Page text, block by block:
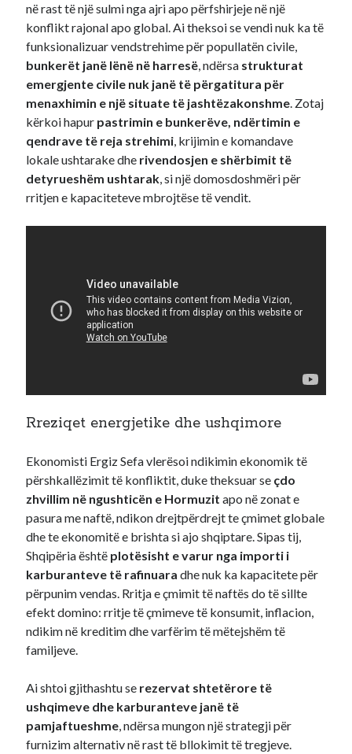
në rast të një sulmi nga ajri apo përfshirjeje në një
konflikt rajonal apo global. Ai theksoi se vendi nuk ka të
funksionalizuar vendstrehime për popullatën civile,
bunkerët janë lënë në harresë, ndërsa strukturat
emergjente civile nuk janë të përgatitura për
menaxhimin e një situate të jashtëzakonshme. Zotaj
kërkoi hapur pastrimin e bunkerëve, ndërtimin e
qendrave të reja strehimi, krijimin e komandave
lokale ushtarake dhe rivendosjen e shërbimit të
detyrueshëm ushtarak, si një domosdoshmëri për
rritjen e kapaciteteve mbrojtëse të vendit.
Rreziqet energjetike dhe ushqimore
Ekonomisti Ergiz Sefa vlerësoi ndikimin ekonomik të
përshkallëzimit të konfliktit, duke theksuar se çdo
zhvillim në ngushticën e Hormuzit apo në zonat e
pasura me naftë, ndikon drejtpërdrejt te çmimet globale
dhe te ekonomitë e brishta si ajo shqiptare. Sipas tij,
Shqipëria është plotësisht e varur nga importi i
karburanteve të rafinuara dhe nuk ka kapacitete për
përpunim vendas. Rritja e çmimit të naftës do të sillte
efekt domino: rritje të çmimeve të konsumit, inflacion,
ndikim në kreditim dhe varfërim të mëtejshëm të
familjeve.
Ai shtoi gjithashtu se rezervat shtetërore të
ushqimeve dhe karburanteve janë të
pamjaftueshme , ndërsa mungon një strategji për
furnizim alternativ në rast të bllokimit të tregjeve.